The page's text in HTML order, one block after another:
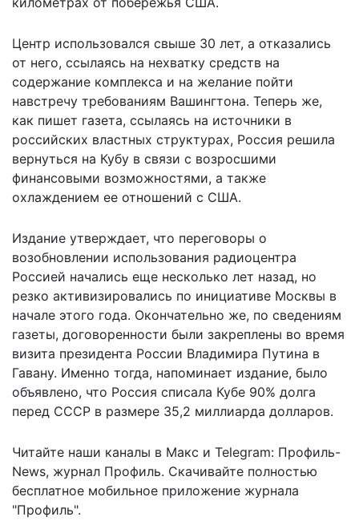
Центр использовался свыше 30 лет, а отказались
от него, ссылаясь на нехватку средств на
содержание комплекса и на желание пойти
навстречу требованиям Вашингтона. Теперь же,
как пишет газета, ссылаясь на источники в
российских властных структурах, Россия решила
вернуться на Кубу в связи с возросшими
финансовыми возможностями, а также
охлаждением ее отношений с США.
Издание утверждает, что переговоры о
возобновлении использования радиоцентра
Россией начались еще несколько лет назад, но
резко активизировались по инициативе Москвы в
начале этого года. Окончательно же, по сведениям
газеты, договоренности были закреплены во время
визита президента России Владимира Путина в
Гавану. Именно тогда, напоминает издание, было
объявлено, что Россия списала Кубе 90% долга
перед СССР в размере 35,2 миллиарда долларов.
Читайте наши каналы в Макс и Telegram: Профиль-
News, журнал Профиль. Скачивайте полностью
бесплатное мобильное приложение журнала
"Профиль".